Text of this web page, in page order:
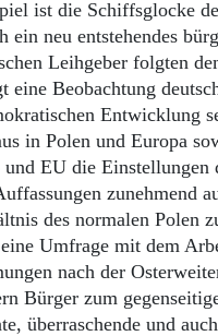
ist die Schiffsglocke
neu entstehendes
Leihgeber folgten
eine Beobachtung
Entwicklung
in Polen und Europa
EU die Einstellungen
zunehmend
des normalen Polen
Umfrage mit dem
nach der
Bürger zum
überraschende und